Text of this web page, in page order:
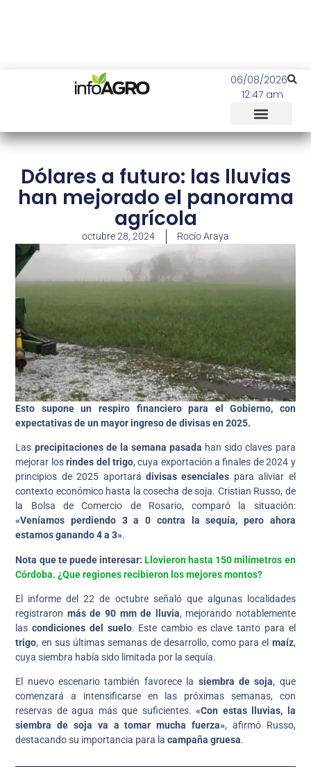
06/08/2026
12:47 am
Dólares a futuro: las lluvias
han mejorado el panorama
agrícola
octubre 28, 2024 Rocío Araya
Esto supone un respiro financiero para el Gobierno, con
expectativas de un mayor ingreso de divisas en 2025.
Las precipitaciones de la semana pasada han sido claves para
mejorar losrindes del trigo, cuya exportación a finales de 2024 y
principios de 2025 aportará divisas esenciales para aliviar el
contexto económico hasta la cosecha de soja. Cristian Russo, de
la Bolsa de Comercio de Rosario, comparó la situación:
«Veníamos perdiendo 3 a 0 contra la sequía, pero ahora
estamos ganando 4 a 3».
Nota que te puede interesar: Llovieron hasta 150 milímetros en
Córdoba. ¿Que regiones recibieron los mejores montos?
El informe del 22 de octubre señaló que algunas localidades
registraron más de 90 mm de lluvia, mejorando notablemente
lascondiciones del suelo. Este cambio es clave tanto para el
trigo, en sus últimas semanas de desarrollo, como para el maíz,
cuya siembra había sido limitada por la sequía.
El nuevo escenario también favorece la siembra de soja, que
comenzará a intensificarse en las próximas semanas, con
reservas de agua más que suficientes.«Con estas lluvias, la
siembra de soja va a tomar mucha fuerza», afirmó Russo,
destacando su importancia para lacampaña gruesa.